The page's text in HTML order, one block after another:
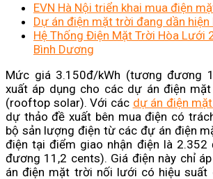
EVN Hà Nội triển khai mua điện
Dự án điện mặt trời đang dần hiện
Hệ Thống Điện Mặt Trời Hòa Lưới
Bình Dương
Mức giá 3.150đ/kWh (tương đương
xuất áp dụng cho các dự án điện
(rooftop solar). Với các dự án điện
dự thảo đề xuất bên mua điện có
bộ sản lượng điện từ các đự án điện
điện tại điểm giao nhận điện là 2.352
đương 11,2 cents). Giá điện này chỉ
án điện mặt trời nối lưới có hiệu suất